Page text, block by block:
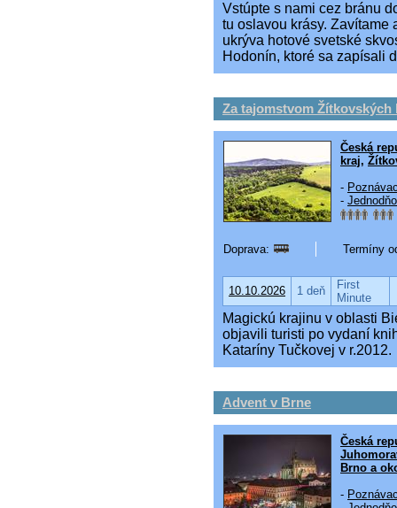
Vstúpte s nami cez bránu
tu oslavou krásy. Zavítame
ukrýva hotové svetské
Hodonín, ktoré sa zapísali
Za tajomstvom Žítkovských
Česká
kraj,
-
-
Doprava: Termíny
10.10.2026 1 deň
First
Minute
Magickú krajinu v oblasti
objavili turisti po vydaní
Kataríny Tučkovej v r.2012.
Advent v Brne
Česká
Brno a
-